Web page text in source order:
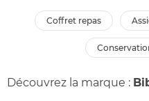
coffret repas
Découvrez la marque :